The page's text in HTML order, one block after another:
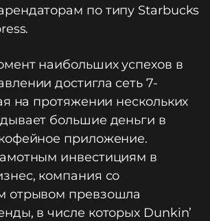
по типу Starbucks
наибольших успехов в
достигла сеть 7-
на протяжении нескольких
большие деньги в
приложение.
инвестициям в
компания со
отрывом превзошла
в числе которых Dunkin’